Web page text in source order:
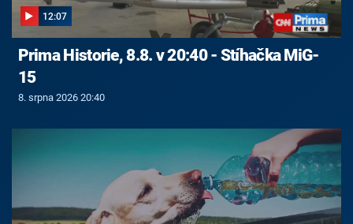
12:07
Prima Historie, 8.8. v 20:40 - Stíhačka MiG-
15
8. srpna 2026 20:40